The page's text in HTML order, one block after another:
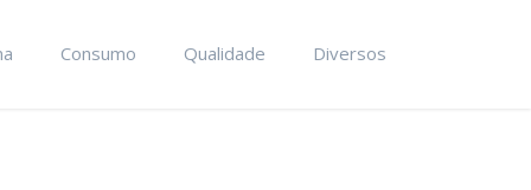
Consumo Qualidade Diversos